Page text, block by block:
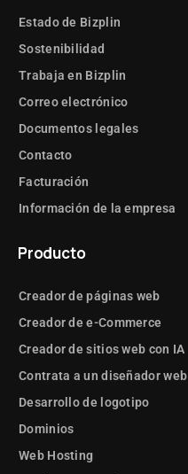
Estado de Bizplin
Sostenibilidad
Trabaja en Bizplin
Correo electrónico
Documentos legales
Contacto
Facturación
Información de la empresa
Producto
Creador de páginas web
Creador de e-Commerce
Creador de sitios web con IA
Contrata a un diseñador web
Desarrollo de logotipo
Dominios
Web Hosting